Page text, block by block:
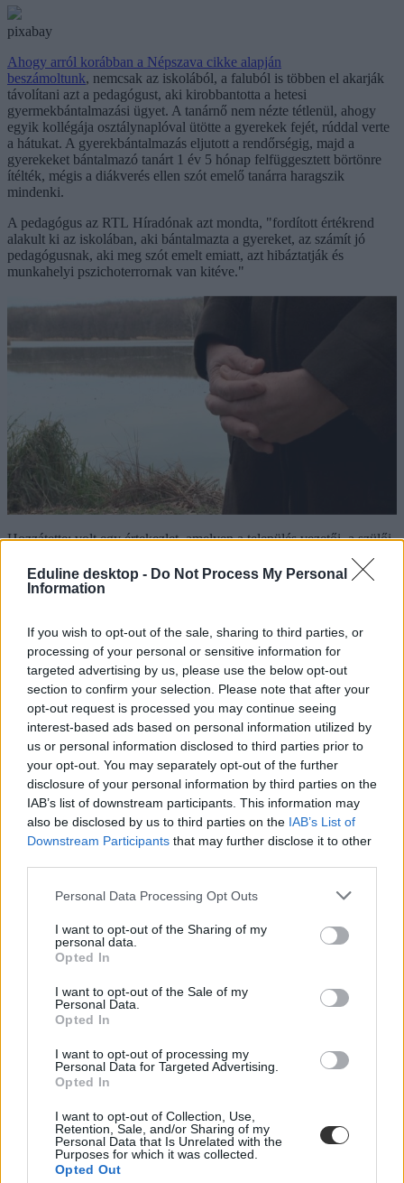
Eduline desktop - Do Not Process My Personal
Information
If you wish to opt-out of the sale, sharing to third parties, or
processing of your personal or sensitive information for
targeted advertising by us, please use the below opt-out
section to confirm your selection. Please note that after your
opt-out request is processed you may continue seeing
interest-based ads based on personal information utilized by
us or personal information disclosed to third parties prior to
your opt-out. You may separately opt-out of the further
disclosure of your personal information by third parties on the
IAB’s list of downstream participants. This information may
also be disclosed by us to third parties on the IAB’s List of
Downstream Participants that may further disclose it to other
Personal Data Processing Opt Outs
I want to opt-out of the Sharing of my
personal data.
Opted In
I want to opt-out of the Sale of my
Personal Data.
Opted In
I want to opt-out of processing my
Personal Data for Targeted Advertising.
Opted In
I want to opt-out of Collection, Use,
Retention, Sale, and/or Sharing of my
Personal Data that Is Unrelated with the
Purposes for which it was collected.
Opted Out
pixabay
Ahogy arról korábban a Népszava cikke alapján
beszámoltunk, nemcsak az iskolából, a faluból is többen el akarják
távolítani azt a pedagógust, aki kirobbantotta a hetesi
gyermekbántalmazási ügyet. A tanárnő nem nézte tétlenül, ahogy
egyik kollégája osztálynaplóval ütötte a gyerekek fejét, rúddal verte
a hátukat. A gyerekbántalmazás eljutott a rendőrségig, majd a
gyerekeket bántalmazó tanárt 1 év 5 hónap felfüggesztett börtönre
ítélték, mégis a diákverés ellen szót emelő tanárra haragszik
mindenki.
A pedagógus az RTL Híradónak azt mondta, "fordított értékrend
alakult ki az iskolában, aki bántalmazta a gyereket, az számít jó
pedagógusnak, aki meg szót emelt emiatt, azt hibáztatják és
munkahelyi pszichoterrornak van kitéve."
Hozzátette: volt egy értekezlet, amelyen a település vezetői, a szülői
munkaközösség és az iskolatanács elnöke is részt vett - utóbbiak azt
szerették volna, ha a gyermekbántalmazást jelentő pedagógus
felmond.
kellett emelnie a diákbántalmazás ellen.
Elzavarnák a faluból azt a tanárnőt, aki lebuktatta
diákverő kollégáját
Nemcsak az iskolából, a faluból is többen el akarják
távolítani azt a pedagógust, aki kirobbantotta a hetesi
gyermekbántalmazási ügyet. A tanárnő nem nézte
tétlenül, ahogy egyik kollégája osztálynaplóval ütötte a
gyerekek fejét, rúddal verte a hátukat.
tanár diák kapcsolat
tanár diák viszony
diákverés
gyermekbántalmazás
Hetes isola
Hozzászólások
hosszú hétvége és tanítási szünet
Még három hosszabb pihenő vár rátok idén: mutatjuk a dátumokat.